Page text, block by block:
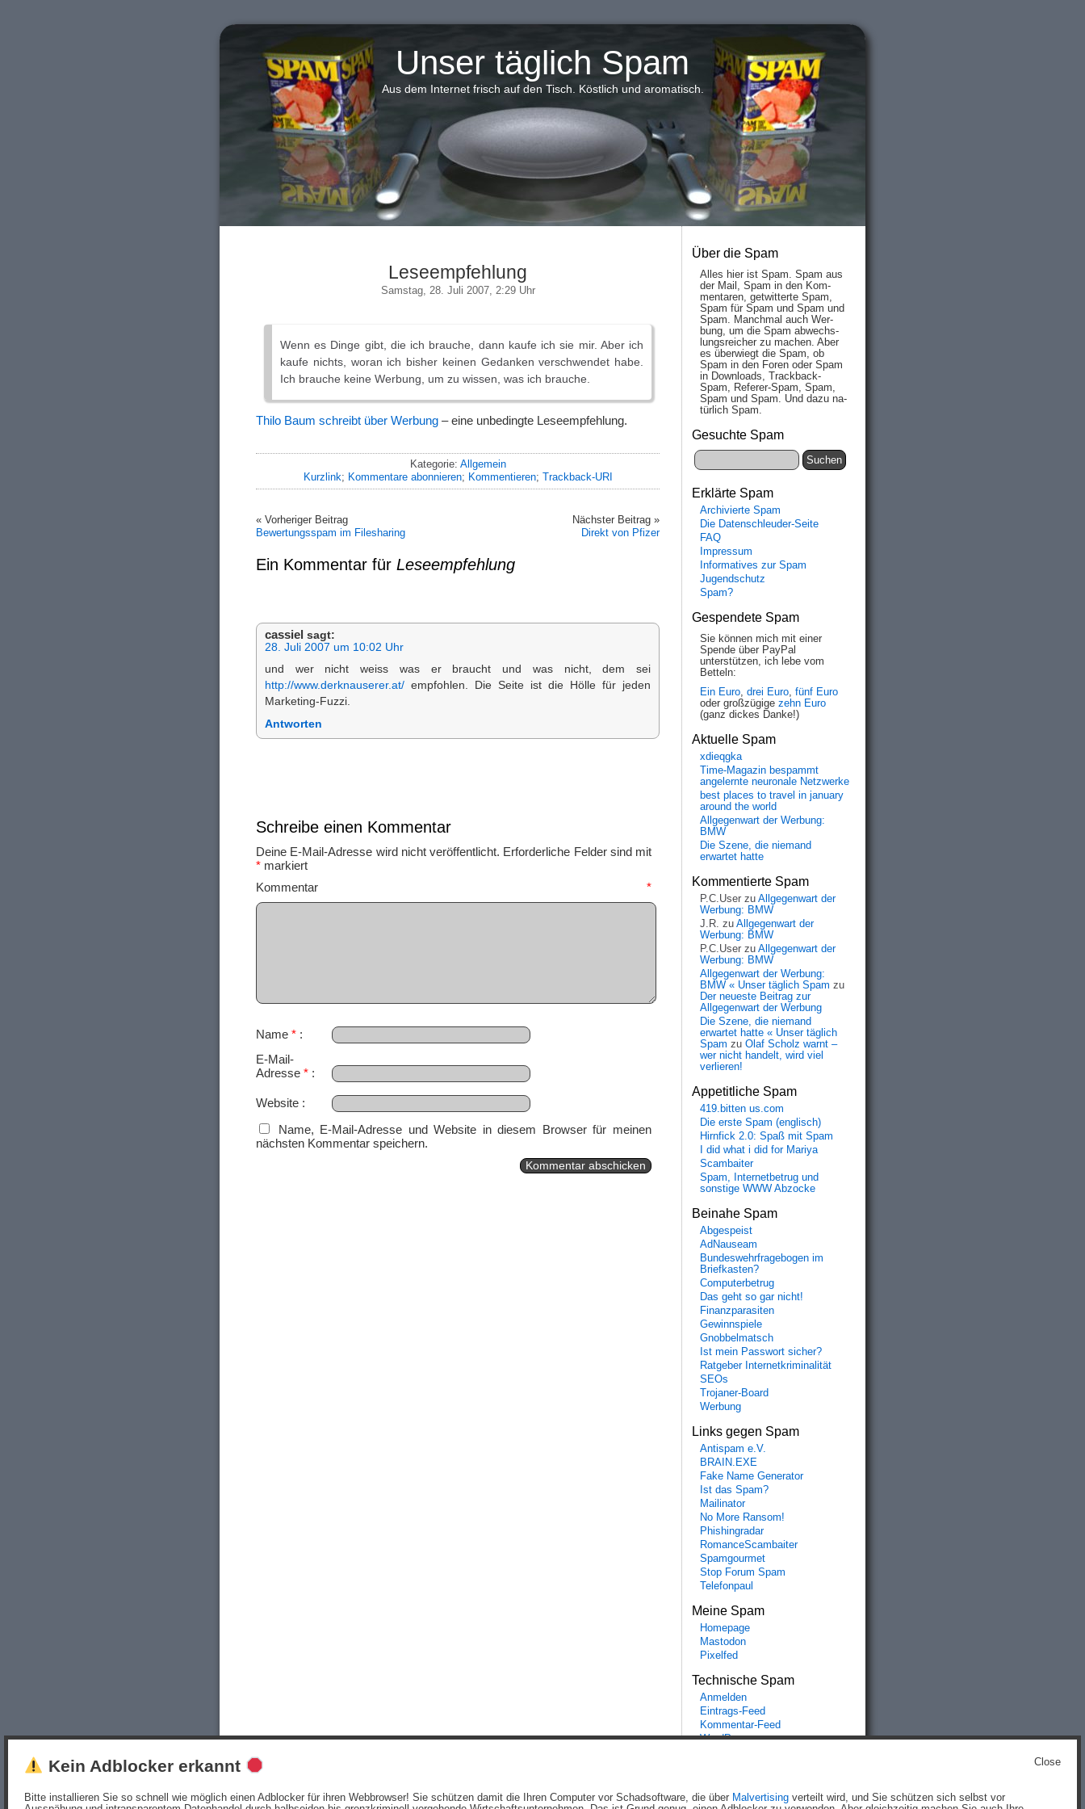
Unser täglich Spam
Aus dem Internet frisch auf den Tisch. Köstlich und aromatisch.
Leseempfehlung
Samstag, 28. Juli 2007, 2:29 Uhr
Wenn es Dinge gibt, die ich brauche, dann kaufe ich sie mir. Aber ich
kaufe nichts, woran ich bisher keinen Gedanken verschwendet habe.
Ich brauche keine Werbung, um zu wissen, was ich brauche.
Thilo Baum schreibt über Werbung – eine unbedingte Leseempfehlung.
Kategorie: Allgemein
Kurzlink; Kommentare abonnieren; Kommentieren; Trackback-URI
« Vorheriger Beitrag
Bewertungsspam im Filesharing
Nächster Beitrag »
Direkt von Pfizer
Ein Kommentar für Leseempfehlung
cassiel sagt:
28. Juli 2007 um 10:02 Uhr
und wer nicht weiss was er braucht und was nicht, dem sei
http://www.derknauserer.at/ empfohlen. Die Seite ist die Hölle für jeden
Marketing-Fuzzi.
Antworten
Schreibe einen Kommentar
Deine E-Mail-Adresse wird nicht veröffentlicht. Erforderliche Felder sind mit
* markiert
Kommentar *
Name *
E-Mail-
Adresse *
Website
Name, E-Mail-Adresse und Website in diesem Browser für meinen
nächsten Kommentar speichern.
Über die Spam
Alles hier ist Spam. Spam aus
der Mail, Spam in den Kom­
men­taren, ge­twit­ter­te Spam,
Spam für Spam und Spam und
Spam. Manch­mal auch Wer­
bung, um die Spam ab­wechs­
lungs­reich­er zu mach­en. Aber
es über­wiegt die Spam, ob
Spam in den Fo­ren oder Spam
in Down­loads, Track­back-
Spam, Re­fe­rer-Spam, Spam,
Spam und Spam. Und da­zu na­
tür­lich Spam.
Gesuchte Spam
Erklärte Spam
Archivierte Spam
Die Datenschleuder-Seite
FAQ
Impressum
Informatives zur Spam
Jugendschutz
Spam?
Gespendete Spam
Sie können mich mit einer
Spende über PayPal
unterstützen, ich lebe vom
Betteln:
Ein Euro, drei Euro, fünf Euro
oder großzügige zehn Euro
(ganz dickes Danke!)
Aktuelle Spam
xdieqgka
Time-Magazin bespammt
angelernte neuronale Netzwerke
best places to travel in january
around the world
Allgegenwart der Werbung:
BMW
Die Szene, die niemand
erwartet hatte
Kommentierte Spam
P.C.User zu Allgegenwart der
Werbung: BMW
J.R. zu Allgegenwart der
Werbung: BMW
P.C.User zu Allgegenwart der
Werbung: BMW
Allgegenwart der Werbung:
BMW « Unser täglich Spam zu
Der neueste Beitrag zur
Allgegenwart der Werbung
Die Szene, die niemand
erwartet hatte « Unser täglich
Spam zu Olaf Scholz warnt –
wer nicht handelt, wird viel
verlieren!
Appetitliche Spam
419.bitten us.com
Die erste Spam (englisch)
Hirnfick 2.0: Spaß mit Spam
I did what i did for Mariya
Scambaiter
Spam, Internetbetrug und
sonstige WWW Abzocke
Beinahe Spam
Abgespeist
AdNauseam
Bundeswehrfragebogen im
Briefkasten?
Computerbetrug
Das geht so gar nicht!
Finanzparasiten
Gewinnspiele
Gnobbelmatsch
Ist mein Passwort sicher?
Ratgeber Internetkriminalität
SEOs
Trojaner-Board
Werbung
Links gegen Spam
Antispam e.V.
BRAIN.EXE
Fake Name Generator
Ist das Spam?
Mailinator
No More Ransom!
Phishingradar
RomanceScambaiter
Spamgourmet
Stop Forum Spam
Telefonpaul
Meine Spam
Homepage
Mastodon
Pixelfed
Technische Spam
Anmelden
Eintrags-Feed
Kommentar-Feed
WordPress.org
Beiträge (RSS)undKommentare (RSS).
Close
Kein Adblocker erkannt
Bitte installieren Sie so schnell wie möglich einen Adblocker für ihren Webbrowser! Sie schützen damit die Ihren Computer vor Schadsoftware, die über Malvertising verteilt wird, und Sie schützen sich selbst vor